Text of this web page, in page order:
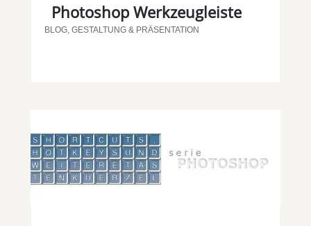
Photoshop Werkzeugleiste
BLOG, GESTALTUNG & PRÄSENTATION